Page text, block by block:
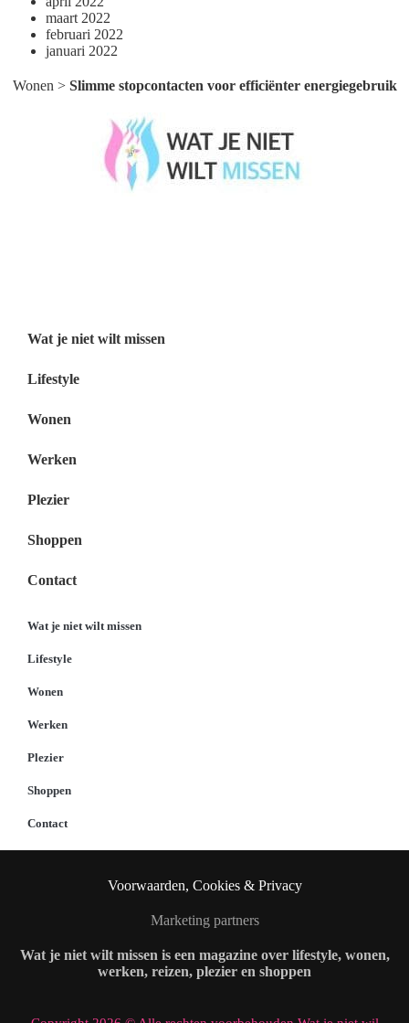
maart 2022
februari 2022
januari 2022
Wonen > Slimme stopcontacten voor efficiënter energiegebruik
Wat je niet wilt missen
Lifestyle
Wonen
Werken
Plezier
Shoppen
Contact
Wat je niet wilt missen
Lifestyle
Wonen
Werken
Plezier
Shoppen
Contact
Voorwaarden, Cookies & Privacy
Marketing partners
Wat je niet wilt missen is een magazine over lifestyle, wonen,
werken, reizen, plezier en shoppen